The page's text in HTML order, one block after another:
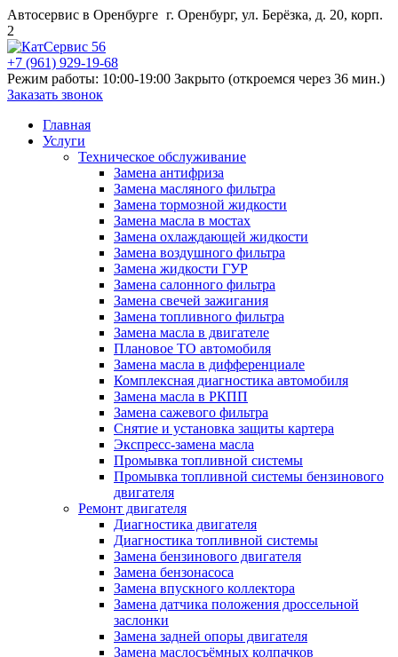
Автосервис в Оренбурге г. Оренбург, ул. Берёзка, д. 20, корп.
2
+7 (961) 929-19-68
Режим работы: 10:00-19:00 Закрыто (откроемся через 36 мин.)
Заказать звонок
Главная
Услуги
Техническое обслуживание
Замена антифриза
Замена масляного фильтра
Замена тормозной жидкости
Замена масла в мостах
Замена охлаждающей жидкости
Замена воздушного фильтра
Замена жидкости ГУР
Замена салонного фильтра
Замена свечей зажигания
Замена топливного фильтра
Замена масла в двигателе
Плановое ТО автомобиля
Замена масла в дифференциале
Комплексная диагностика автомобиля
Замена масла в РКПП
Замена сажевого фильтра
Снятие и установка защиты картера
Экспресс-замена масла
Промывка топливной системы
Промывка топливной системы бензинового
двигателя
Ремонт двигателя
Диагностика двигателя
Диагностика топливной системы
Замена бензинового двигателя
Замена бензонасоса
Замена впускного коллектора
Замена датчика положения дроссельной
заслонки
Замена задней опоры двигателя
Замена маслосъёмных колпачков